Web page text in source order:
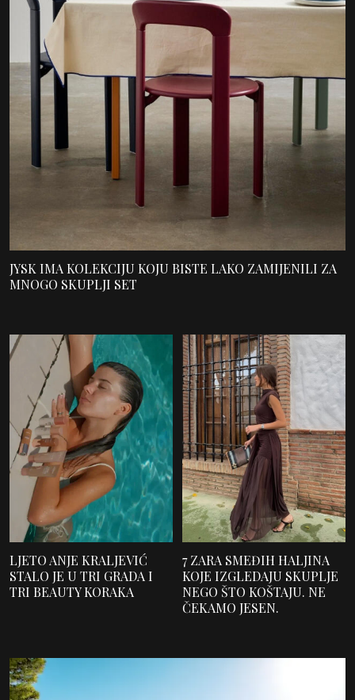
JYSK IMA KOLEKCIJU KOJU BISTE LAKO ZAMIJENILI ZA
MNOGO SKUPLJI SET
LJETO ANJE KRALJEVIĆ
STALO JE U TRI GRADA I
TRI BEAUTY KORAKA
7 ZARA SMEĐIH HALJINA
KOJE IZGLEDAJU SKUPLJE
NEGO ŠTO KOŠTAJU. NE
ČEKAMO JESEN.